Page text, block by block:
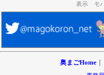
表示 モバ
奥まごHome